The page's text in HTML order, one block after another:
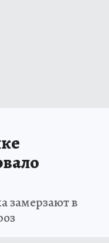
замерзают в